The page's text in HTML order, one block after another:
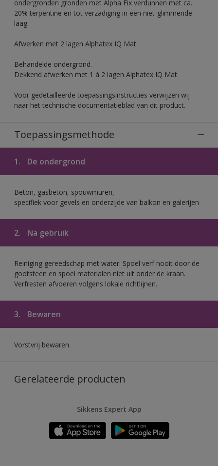
ondergronden gronden met Alpha Fix verdunnen met ca.
20% terpentine en tot verzadiging in een niet-glimmende
laag.
Afwerken met 2 lagen Alphatex IQ Mat.
Behandelde ondergrond.
Dekkend afwerken met 1 à 2 lagen Alphatex IQ Mat.
Voor gedetailleerde toepassingsinstructies verwijzen wij
naar het technische documentatieblad van dit product.
Toepassingsmethode
1. De ondergrond
Beton, gasbeton, spouwmuren,
specifiek voor gevels en onderzijde van balkon en galerijen
2. Na gebruik
Reiniging gereedschap met water. Spoel verf nooit door de
gootsteen en spoel materialen niet uit onder de kraan.
Verfresten afvoeren volgens lokale richtlijnen.
3. Bewaren
Vorstvrij bewaren
Gerelateerde producten
Sikkens Expert App